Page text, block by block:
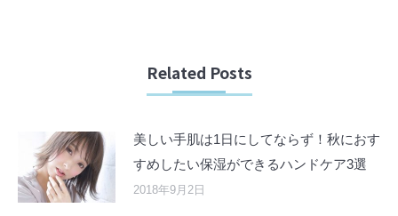
Related Posts
美しい手肌は1日にしてならず！秋におす
すめしたい保湿ができるハンドケア3選
2018年9月2日